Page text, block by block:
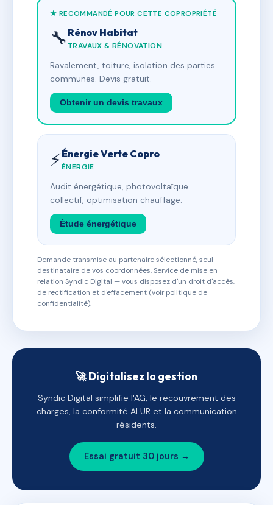
★ RECOMMANDÉ POUR CETTE COPROPRIÉTÉ
🔧 Rénov Habitat
TRAVAUX & RÉNOVATION
Ravalement, toiture, isolation des parties
communes. Devis gratuit.
Obtenir un devis travaux
⚡Énergie Verte Copro
ÉNERGIE
Audit énergétique, photovoltaïque
collectif, optimisation chauffage.
Étude énergétique
Demande transmise au partenaire sélectionné, seul
destinataire de vos coordonnées. Service de mise en
relation Syndic Digital — vous disposez d'un droit d'accès,
de rectification et d'effacement (voir politique de
confidentialité).
🚀 Digitalisez la gestion
Syndic Digital simplifie l'AG, le recouvrement des
charges, la conformité ALUR et la communication
résidents.
Essai gratuit 30 jours →